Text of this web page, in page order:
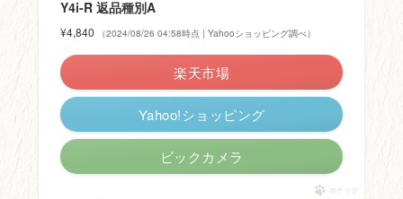
Y4i-R 返品種別A
¥4,840 （2024/08/26 04:58時点 | Yahooショッピング調べ）
楽天市場
Yahoo!ショッピング
ビックカメラ
ポチップ